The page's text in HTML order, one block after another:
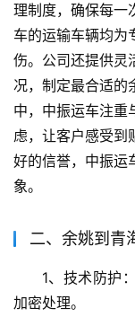
理制度，确保每一
车的运输车辆均为
伤。公司还提供灵
况，制定最合适的
中，中振运车注重
虑，让客户感受到
好的信誉，中振运
象。
二、余姚到青
1、技术防护
加密处理。